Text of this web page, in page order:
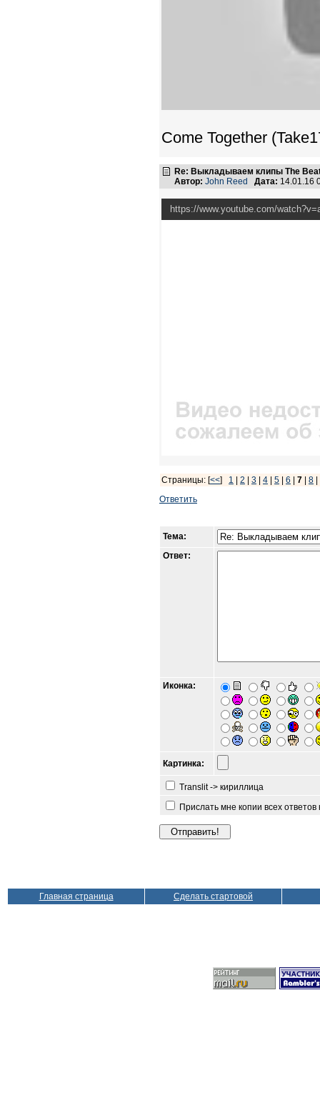
Come Together
Re: Выкладываем клипы The
Автор: John Reed Дата: 14.01.16
https://www.youtube.com/
Страницы: [<<] 1 2 3 4 5 6 7 8
Ответить
Тема:
Ответ:
Иконка:
Картинка:
Translit -> кириллица
Прислать мне копии всех
Главная страница Сделать стартовой